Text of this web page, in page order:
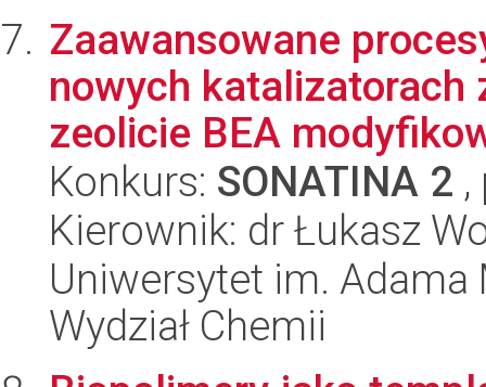
Zaawansowane
nowych katalizatorach
zeolicie BEA
Konkurs: SONATINA 2
Kierownik: dr Łukasz
Uniwersytet im.
Wydział Chemii